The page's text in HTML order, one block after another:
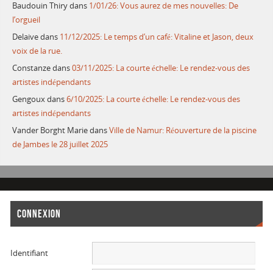
Baudouin Thirydans 1/01/26: Vous aurez de mes nouvelles: De
l’orgueil
Delaivedans 11/12/2025: Le temps d’un café: Vitaline et Jason, deux
voix de la rue.
Constanzedans03/11/2025: La courte échelle: Le rendez-vous des
artistes indépendants
Gengouxdans6/10/2025: La courte échelle: Le rendez-vous des
artistes indépendants
Vander Borght MariedansVille de Namur: Réouverture de la piscine
de Jambes le 28 juillet 2025
CONNEXION
Identifiant